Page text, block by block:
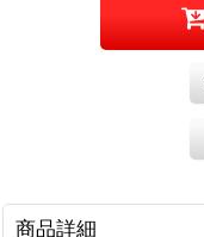
商品詳細